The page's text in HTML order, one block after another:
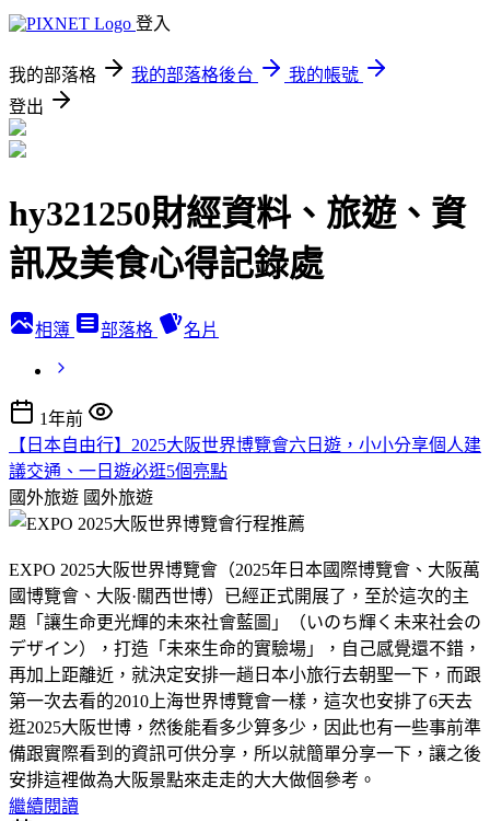
登入
我的部落格 我的部落格後台
我的帳號
登出
hy321250財經資料、旅遊、資
訊及美食心得記錄處
相簿 部落格 名片
1年前
【日本自由行】2025大阪世界博覽會六日遊，小小分享個人建
議交通、一日遊必逛5個亮點
國外旅遊 國外旅遊
EXPO 2025大阪世界博覽會（2025年日本國際博覽會、大阪萬
國博覽會、大阪·關西世博）已經正式開展了，至於這次的主
題「讓生命更光輝的未來社會藍圖」（いのち輝く未来社会の
デザイン），打造「未來生命的實驗場」，自己感覺還不錯，
再加上距離近，就決定安排一趟日本小旅行去朝聖一下，而跟
第一次去看的2010上海世界博覽會一樣，這次也安排了6天去
逛2025大阪世博，然後能看多少算多少，因此也有一些事前準
備跟實際看到的資訊可供分享，所以就簡單分享一下，讓之後
安排這裡做為大阪景點來走走的大大做個參考。
繼續閱讀